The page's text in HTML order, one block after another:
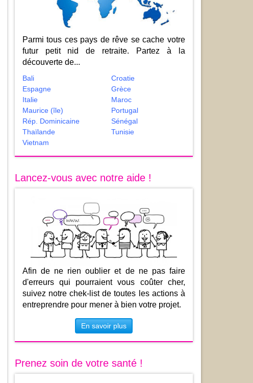
Prenez soin de votre santé !
Parmi tous ces pays de rêve se cache votre
futur petit nid de retraite. Partez à la
découverte de...
Bali
Espagne
Italie
Maurice (île)
Rép. Dominicaine
Thaïlande
Vietnam
Croatie
Grèce
Maroc
Portugal
Sénégal
Tunisie
Lancez-vous avec notre aide !
Afin de ne rien oublier et de ne pas faire
d'erreurs qui pourraient vous coûter cher,
suivez notre chek-list de toutes les actions à
entreprendre pour mener à bien votre projet.
En savoir plus